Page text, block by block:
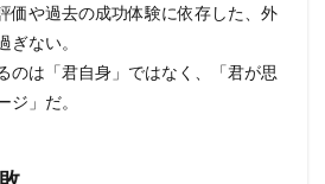
価や過去の成功体験に依存した、外
ぎない。
のは「君自身」ではなく、「君が思
ジ」だ。